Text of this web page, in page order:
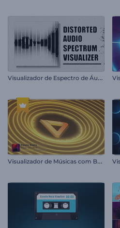
V
isualizador de Espectro de Áudio Distorcido
V
isualizador de Músicas com Batidas Onduladas